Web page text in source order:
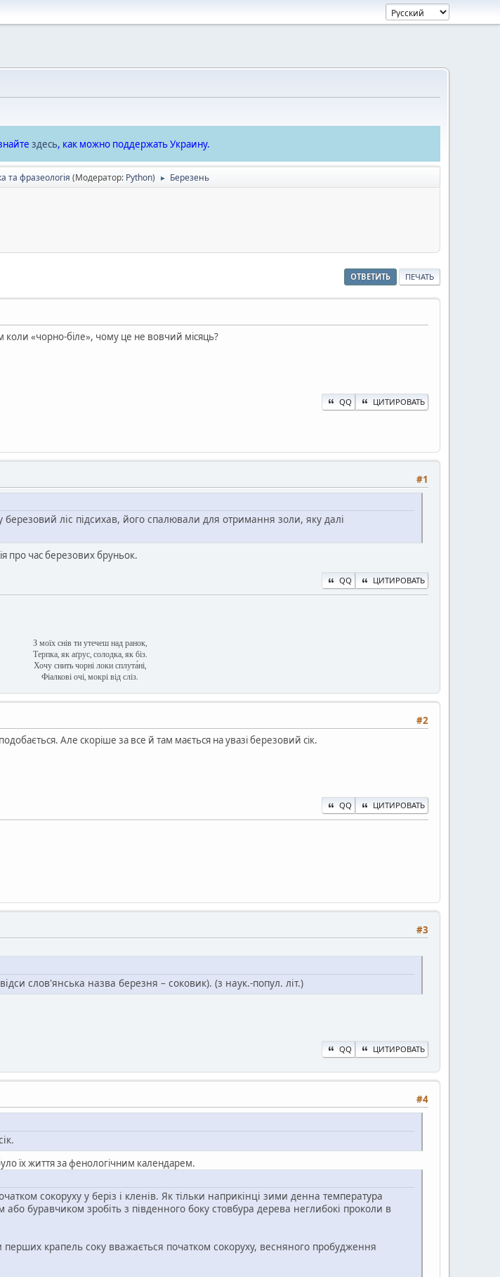
здесь, как можно поддержать Украину.
та фразеологія (Модератор: Python) ► Березень
ОТВЕТИТЬ ПЕЧАТЬ
«чорно-біле», чому це не вовчий місяць?
QQ ЦИТИРОВАТЬ
#1
ліс підсихав, його спалювали для отримання золи, яку далі
про час березових бруньок.
QQ ЦИТИРОВАТЬ
З моїх снів ти утечеш над ранок,
Терпка, як аґрус, солодка, як біз.
Хочу снить чорні локи сплута́ні,
Фіалкові очі, мокрі від сліз.
#2
Але скоріше за все й там мається на увазі березовий сік.
QQ ЦИТИРОВАТЬ
#3
слов'янська назва березня – соковик). (з наук.-попул. літ.)
QQ ЦИТИРОВАТЬ
#4
їх життя за фенологічним календарем.
сокоруху у беріз і кленів. Як тільки наприкінці зими денна температура
буравчиком зробіть з південного боку стовбура дерева неглибокі проколи в
крапель соку вважається початком сокоруху, весняного пробудження